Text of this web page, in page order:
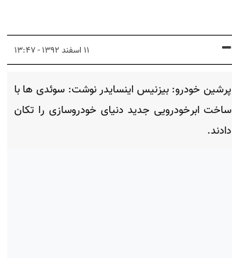
۱۱ اسفند ۱۳۹۲ - ۱۳:۴۷
پرشین خودرو: بیزنیس اینسایدر نوشت: سوئدی ها با
ساخت ابرخودرویی جدید دنیای خودروسازی را تکان
دادند.